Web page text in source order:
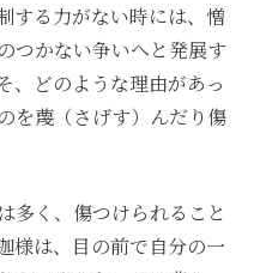
する力がない時には、憎
つかない争いへと発展す
、どのような理由があっ
を蔑（さげす）んだり傷
多く、傷つけられること
様は、目の前で自分の一